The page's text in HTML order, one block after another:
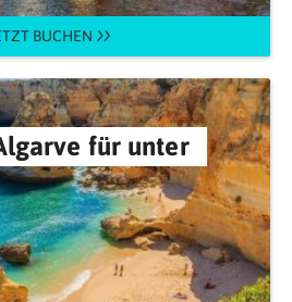
BUCHEN
für unter